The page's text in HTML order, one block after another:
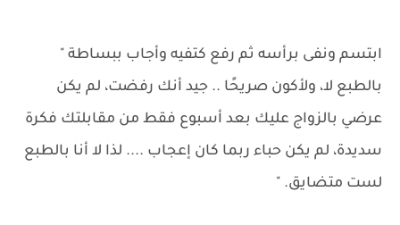
ابتسم ونفى برأسه ثم رفع كتفيه وأجاب ببساطة "
بالطبع لا، ولأكون صريحًا .. جيد أنك رفضت، لم يكن
عرضي بالزواج عليك بعد أسبوع فقط من مقابلتك فكرة
سديدة، لم يكن حباء ربما كان إعجاب .... لذا لا أنا بالطبع
لست متضايق. "